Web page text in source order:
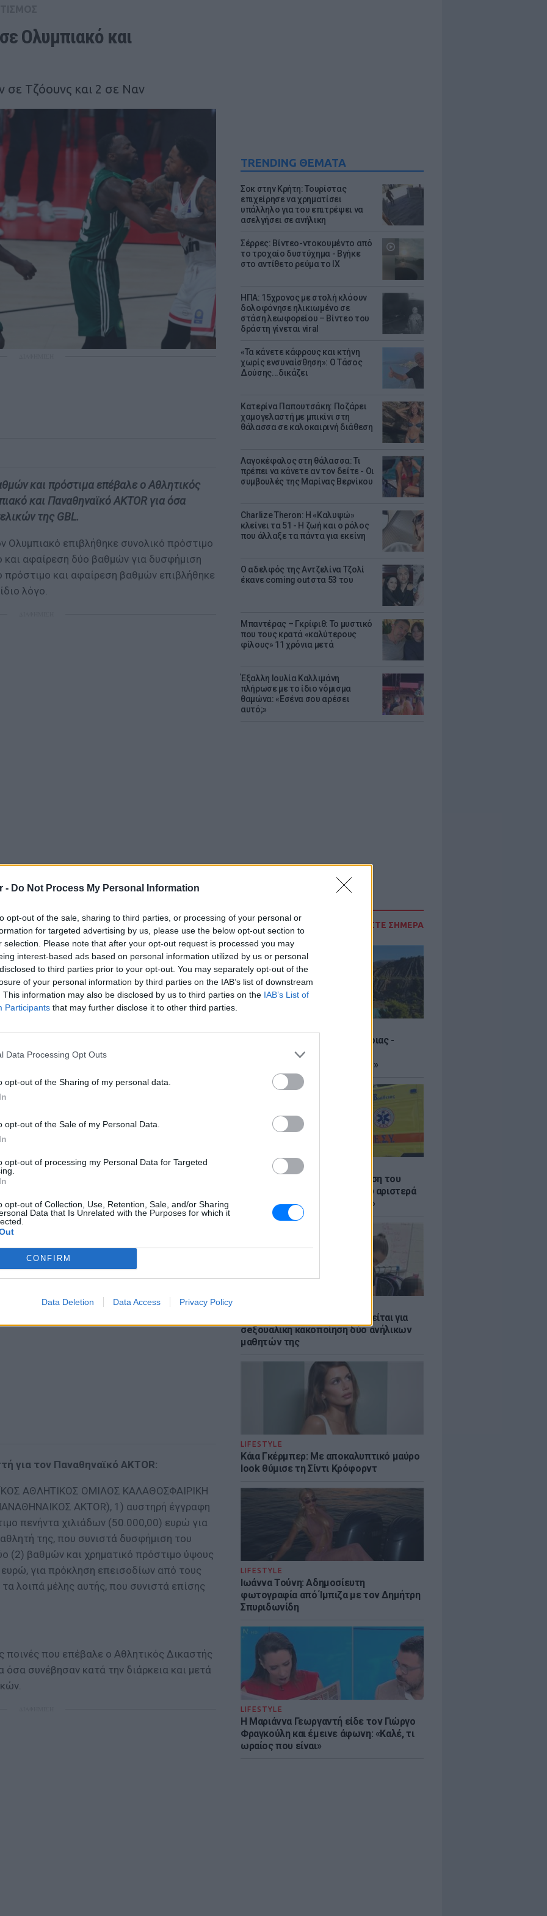
- Do Not Process My Personal Information
opt-out of the sale, sharing to third parties, or processing of your personal or
for targeted advertising by us, please use the below opt-out section to
selection. Please note that after your opt-out request is processed you may
interest-based ads based on personal information utilized by us or personal
to third parties prior to your opt-out. You may separately opt-out of the
of your personal information by third parties on the IAB’s list of downstream
This information may also be disclosed by us to third parties on the IAB’s List of
Participants that may further disclose it to other third parties.
Data Processing Opt Outs
opt-out of the Sharing of my personal data.
opt-out of the Sale of my Personal Data.
opt-out of processing my Personal Data for Targeted
opt-out of Collection, Use, Retention, Sale, and/or Sharing
Data that Is Unrelated with the Purposes for which it
CONFIRM
Data Deletion Data Access Privacy Policy
TRENDING ΘΕΜΑΤΑ
Σοκ στην Κρήτη: Τουρίστας
επιχείρησε να χρηματίσει
υπάλληλο για του επιτρέψει να
ασελγήσει σε ανήλικη
Σέρρες: Βίντεο-ντοκουμέντο από
το τροχαίο δυστύχημα - Βγήκε
στο αντίθετο ρεύμα το ΙΧ
ΗΠΑ: 15χρονος με στολή κλόουν
δολοφόνησε ηλικιωμένο σε
στάση λεωφορείου – Βίντεο του
δράστη γίνεται viral
«Τα κάνετε κάφρους και κτήνη
χωρίς ενσυναίσθηση»: Ο Τάσος
Δούσης...δικάζει
Κατερίνα Παπουτσάκη: Ποζάρει
χαμογελαστή με μπικίνι στη
θάλασσα σε καλοκαιρινή διάθεση
Λαγοκέφαλος στη θάλασσα: Τι
πρέπει να κάνετε αν τον δείτε - Οι
συμβουλές της Μαρίνας Βερνίκου
Charlize Theron: Η «Καλυψώ»
κλείνει τα 51 - H ζωή και ο ρόλος
που άλλαξε τα πάντα για εκείνη
Ο αδελφός της Αντζελίνα Τζολί
έκανε coming out στα 53 του
Μπαντέρας – Γκρίφιθ: Το μυστικό
που τους κρατά «καλύτερους
φίλους» 11 χρόνια μετά
Έξαλλη Ιουλία Καλλιμάνη
πλήρωσε με το ίδιο νόμισμα
θαμώνα: «Εσένα σου αρέσει
αυτό;»
ΔΙΑΒΑΣΤΕ ΣΗΜΕΡΑ
Οι κρυμμένες λίμνες της Εύβοιας -
Εγκαταλελειμμένα ορυχεία
μετατράπηκαν σε «παράδεισο»
ΕΙΔΗΣΕΙΣ
Σέρρες: Συγκλονίζει η κατάθεση του
οδηγού – «Κοίταξα να στρίψω αριστερά
για να γλιτώσω, δεν πρόλαβα»
ΗΠΑ: Δασκάλα χορού κατηγορείται για
σeξουαλική κακοποίηση δύο ανήλικων
μαθητών της
LIFESTYLE
Κάια Γκέρμπερ: Με αποκαλυπτικό μαύρο
look θύμισε τη Σίντι Κρόφορντ
LIFESTYLE
Ιωάννα Τούνη: Αδημοσίευτη
φωτογραφία από Ίμπιζα με τον Δημήτρη
Σπυριδωνίδη
LIFESTYLE
Η Μαριάννα Γεωργαντή είδε τον Γιώργο
Φραγκούλη και έμεινε άφωνη: «Καλέ, τι
ωραίος που είναι»
Ολυμπιακό και
σε Τζόουνς και 2 σε Ναν
και πρόστιμα επέβαλε ο Αθλητικός
και Παναθηναϊκό AKTOR για όσα
της GBL.
επιβλήθηκε συνολικό πρόστιμο
αφαίρεση δύο βαθμών για δυσφήμιση
πρόστιμο και αφαίρεση βαθμών επιβλήθηκε
λόγο.
ανακοίνωσε ποινές και για τους
κατά τη διάρκεια του αγώνα και μετά
Κέντρικ Ναν επιβλήθηκε αποκλεισμός
4.000 ευρώ. Στον Ταϊρίκ Τζόουνς
και συνολικό πρόστιμο
για τον Ολυμπιακό:
ΣΥΝΔΕΣΜΟΣ ΦΙΛΑΘΛΩΝ ΠΕΙΡΑΙΩΣ
(δ.τ. ΟΛΥΜΠΙΑΚΟΣ ΚΑΕ), 1) αυστηρή
πρόστιμο πενήντα χιλιάδων (50.000,00)
του αθλητή της, που συνιστά
καθ’ υποτροπή), και β) αφαίρεση δύο
ύψους εκατόν χιλιάδων (100.000,00)
του καλαθοσφαιριστή της, που
(τελούμενη καθ’ υποτροπή).
για τον Παναθηναϊκό AKTOR:
ΑΘΛΗΤΙΚΟΣ ΟΜΙΛΟΣ ΚΑΛΑΘΟΣΦΑΙΡΙΚΗ
AKTOR), 1) αυστηρή έγγραφη
πενήντα χιλιάδων (50.000,00) ευρώ για
της, που συνιστά δυσφήμιση του
(2) βαθμών και χρηματικό πρόστιμο ύψους
για πρόκληση επεισοδίων από τους
λοιπά μέλης αυτής, που συνιστά επίσης
ποινές που επέβαλε ο Αθλητικός Δικαστής
όσα συνέβησαν κατά την διάρκεια και μετά